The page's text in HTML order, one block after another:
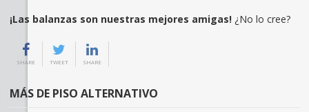
¡Las balanzas son nuestras mejores amigas!¿No lo cree?
SHARE TWEET SHARE
MÁS DE PISO ALTERNATIVO